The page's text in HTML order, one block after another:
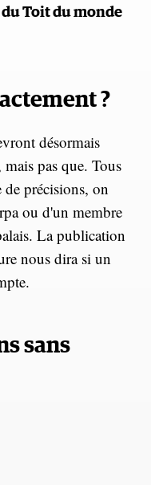
Toit du monde
?
désormais
pas que. Tous
de précisions, on
ou d'un membre
La publication
nous dira si un
sans